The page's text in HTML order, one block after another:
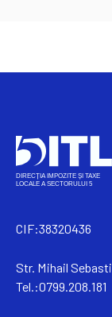
CIF:38320436
Str. Mihail
Tel.:0799.208.181